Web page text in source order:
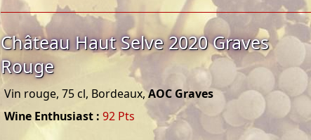
Château Haut Selve 2020 Graves
Rouge
Vin rouge, 75 cl, Bordeaux,AOC Graves
Wine Enthusiast : 92 Pts